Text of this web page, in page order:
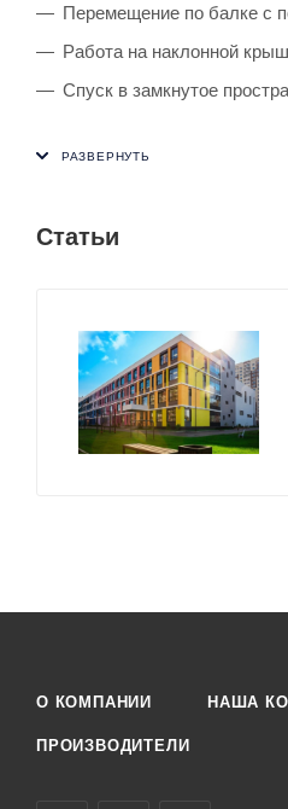
Перемещение по балке с
Работа на наклонной
Спуск в замкнутое
Статьи
О КОМПАНИИ НАША
ПРОИЗВОДИТЕЛИ